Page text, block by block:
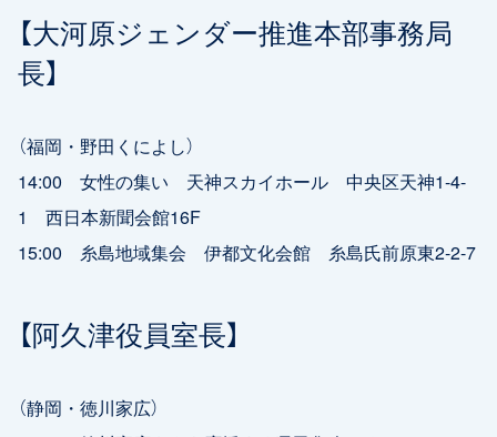
【大河原ジェンダー推進本部事務局
長】
（福岡・野田くによし）
14:00 女性の集い 天神スカイホール 中央区天神1-4-
1 西日本新聞会館16F
15:00 糸島地域集会 伊都文化会館 糸島氏前原東2-2-7
【阿久津役員室長】
（静岡・徳川家広）